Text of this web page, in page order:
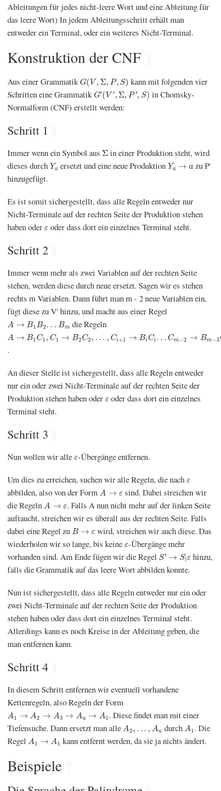
Ableitungen für jedes nicht-leere Wort und eine Ableitung für
das leere Wort) In jedem Ableitungsschritt erhält man
entweder ein Terminal, oder ein weiteres Nicht-Terminal.
Konstruktion der CNF
Aus einer Grammatik G( V , Σ, P, S)
G(V,Σ,P S)
kann mit folgenden vier
Schritten eine Grammatik G′( V ′, Σ, P ′, S)
G′(V′, Σ,P′ ,S)
in Chomsky-
Normalform (CNF) erstellt werden:
Schritt 1
Immer wenn ein Symbol aus Σ
Σ in einer Produktion steht, wird
dieses durch Ya
Ya ersetzt und eine neue Produktion Ya → a
Ya →a
zu P'
hinzugefügt.
Es ist somit sichergestellt, dass alle Regeln entweder nur
Nicht-Terminale auf der rechten Seite der Produktion stehen
haben oder ε
ε oder dass dort ein einzelnes Terminal steht.
Schritt 2
Immer wenn mehr als zwei Variablen auf der rechten Seite
stehen, werden diese durch neue ersetzt. Sagen wir es stehen
rechts m Variablen. Dann führt man m - 2 neue Variablen ein,
fügt diese zu V' hinzu, und macht aus einer Regel
A → B1 B2. . . Bm
A B 1B 2.. die Regeln
A → B1 C1 , C1 → B2C2, . . . , Ci+1 → BiCi. . . Cm−2 → Bm−3
A B 1C 1,C 1→ 2 C2 ..., →B . Cm −2 Bm m −3
.
An dieser Stelle ist sichergestellt, dass alle Regeln entweder
nur ein oder zwei Nicht-Terminale auf der rechten Seite der
Produktion stehen haben oder ε
ε oder dass dort ein einzelnes
Terminal steht.
Schritt 3
Nun wollen wir alle ε
ε-Übergänge entfernen.
Um dies zu erreichen, suchen wir alle Regeln, die nach ε
ε
abbilden, also von der Form A → ε
A ε
sind. Dabei streichen wir
die Regeln A → ε
A ε
. Falls A nun nicht mehr auf der linken Seite
auftaucht, streichen wir es überall aus der rechten Seite. Falls
dabei eine Regel zu B → ε
B→ ε
wird, streichen wir auch diese. Das
wiederholen wir so lange, bis keine ε
ε-Übergänge mehr
vorhanden sind. Am Ende fügen wir die Regel S′ → S|ε
S′→ S ε
hinzu,
falls die Grammatik auf das leere Wort abbilden konnte.
Nun ist sichergestellt, dass alle Regeln entweder nur ein oder
zwei Nicht-Terminale auf der rechten Seite der Produktion
stehen haben oder dass dort ein einzelnes Terminal steht.
Allerdings kann es noch Kreise in der Ableitung geben, die
man entfernen kann.
Schritt 4
In diesem Schritt entfernen wir eventuell vorhandene
Kettenregeln, also Regeln der Form
A1 → A2 → A3 → Au → A1
A →A 2 A → u→A
. Diese findet man mit einer
Tiefensuche. Dann ersetzt man alle A2, . . . , Au
A durch A1
A . Die
Regel A1 → A1
A →A 1 kann entfernt werden, da sie ja nichts ändert.
Beispiele